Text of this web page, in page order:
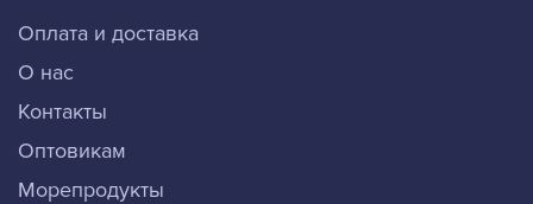
Оплата и доставка
О нас
Контакты
Оптовикам
Морепродукты